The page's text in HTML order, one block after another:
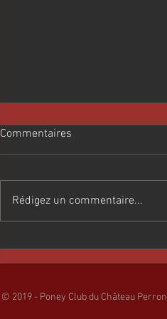
HIVER 2025/2026
Commentaires
Rédigez un commentaire...
© 2019 - Poney Club du Château Perron